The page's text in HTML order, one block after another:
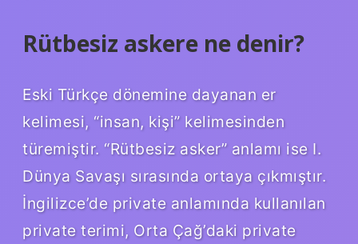
Rütbesiz askere ne denir?
Eski Türkçe dönemine dayanan er
kelimesi, “insan, kişi” kelimesinden
türemiştir. “Rütbesiz asker” anlamı ise I.
Dünya Savaşı sırasında ortaya çıkmıştır.
İngilizce’de private anlamında kullanılan
private terimi, Orta Çağ’daki private